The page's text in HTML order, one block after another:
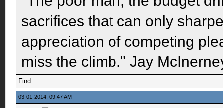
sacrifices that can only
appreciation of competing
miss the climb." Jay
Find
03-01-2014, 09:47 AM